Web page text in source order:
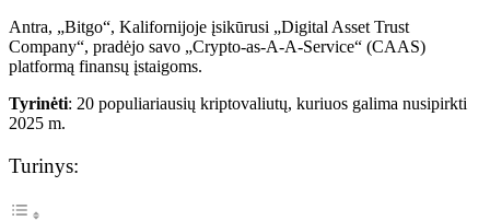
Antra, „Bitgo“, Kalifornijoje įsikūrusi „Digital Asset Trust
Company“, pradėjo savo „Crypto-as-A-A-Service“ (CAAS)
platformą finansų įstaigoms.
Tyrinėti: 20 populiariausių kriptovaliutų, kuriuos galima nusipirkti
2025 m.
Turinys: